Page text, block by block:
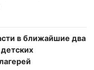
в ближайшие два